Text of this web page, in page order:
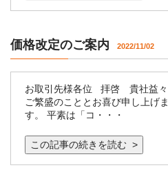
価格改定のご案内 2022/11/02
お取引先様各位 拝啓 貴社益々
ご繁盛のこととお喜び申し上げま
す。 平素は「コ・・・
この記事の続きを読む >